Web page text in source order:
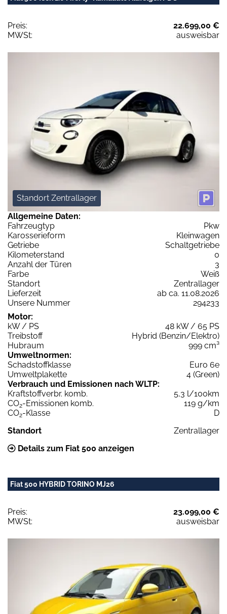
Preis:
22.699,00 €
MWSt:
ausweisbar
Standort Zentrallager
Allgemeine Daten:
Fahrzeugtyp
Pkw
Karosserieform
Kleinwagen
Getriebe
Schaltgetriebe
Kilometerstand
0
Anzahl der Türen
3
Farbe
Weiß
Standort
Zentrallager
Lieferzeit
ab ca. 11.08.2026
Unsere Nummer
294233
Motor:
kW / PS
48 kW / 65 PS
Treibstoff
Hybrid (Benzin/Elektro)
Hubraum
999 cm³
Umweltnormen:
Schadstoffklasse
Euro 6e
Umweltplakette
4 (Green)
Verbrauch und Emissionen nach WLTP:
Kraftstoffverbr. komb.
5,3 l/100km
CO2-Emissionen komb.
119 g/km
CO2-Klasse
D
Standort
Zentrallager
Details zum Fiat 500 anzeigen
Fiat 500 HYBRID TORINO MJ26
Preis:
23.099,00 €
MWSt:
ausweisbar